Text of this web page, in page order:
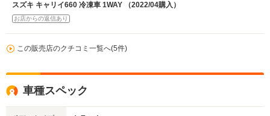
スズキ キャリイ660 冷凍車 1WAY （2022/04購入）
お店からの返信あり
この販売店のクチコミ一覧へ(5件)
車種スペック